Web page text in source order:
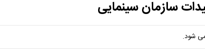
سازمان سینمایی
می شود.